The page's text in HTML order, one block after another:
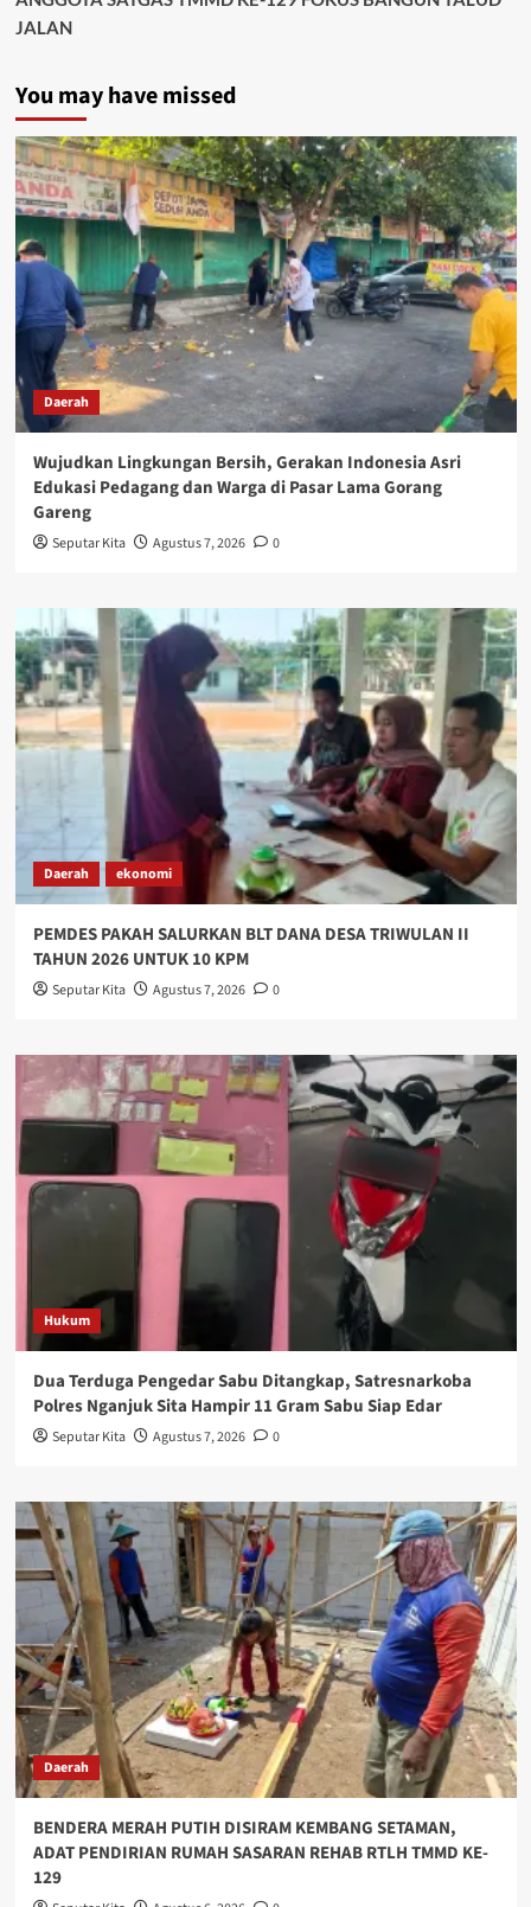
JALAN
You may have missed
Daerah
Wujudkan Lingkungan Bersih, Gerakan Indonesia Asri
Edukasi Pedagang dan Warga di Pasar Lama Gorang
Gareng
Seputar Kita Agustus 7, 2026 0
Daerah ekonomi
PEMDES PAKAH SALURKAN BLT DANA DESA TRIWULAN II
TAHUN 2026 UNTUK 10 KPM
Seputar Kita Agustus 7, 2026 0
Hukum
Dua Terduga Pengedar Sabu Ditangkap, Satresnarkoba
Polres Nganjuk Sita Hampir 11 Gram Sabu Siap Edar
Seputar Kita Agustus 7, 2026 0
Daerah
BENDERA MERAH PUTIH DISIRAM KEMBANG SETAMAN,
ADAT PENDIRIAN RUMAH SASARAN REHAB RTLH TMMD KE-
129